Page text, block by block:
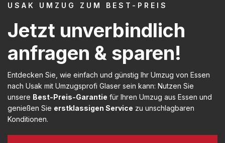
USAK UMZUG ZUM BEST-PREIS
Jetzt unverbindlich
anfragen & sparen!
Entdecken Sie, wie einfach und günstig Ihr Umzug von Essen
nach Usak mit Umzugsprofi Glaser sein kann: Nutzen Sie
unsere Best-Preis-Garantie für Ihren Umzug aus Essen und
genießen Sie erstklassigen Service zu unschlagbaren
Konditionen.